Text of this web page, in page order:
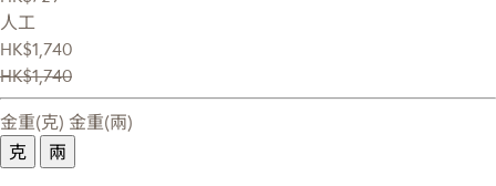
人工
HK$1,740
HK$1,740
金重(克) 金重(兩)
克
兩